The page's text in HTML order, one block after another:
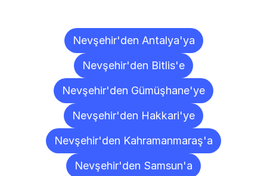
Nevşehir'den Antalya'ya
Nevşehir'den Bitlis'e
Nevşehir'den Gümüşhane'ye
Nevşehir'den Hakkari'ye
Nevşehir'den Kahramanmaraş'a
Nevşehir'den Samsun'a